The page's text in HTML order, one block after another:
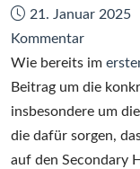
Datum:
21. Januar 2025
Kommentarzu
Pi-
Hole
mit
Wie bereits im
Beitrag um die
insbesondere um
die dafür sorgen,
auf den Secondary